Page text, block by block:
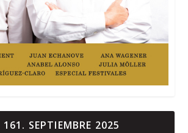
SEPTIEMBRE 2025